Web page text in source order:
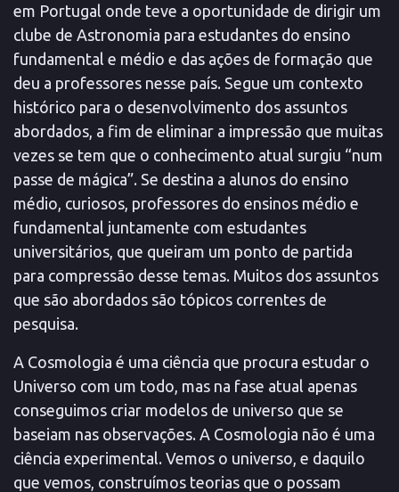
em Portugal onde teve a oportunidade de dirigir um
clube de Astronomia para estudantes do ensino
fundamental e médio e das ações de formação que
deu a professores nesse país. Segue um contexto
histórico para o desenvolvimento dos assuntos
abordados, a fim de eliminar a impressão que muitas
vezes se tem que o conhecimento atual surgiu “num
passe de mágica”. Se destina a alunos do ensino
médio, curiosos, professores do ensinos médio e
fundamental juntamente com estudantes
universitários, que queiram um ponto de partida
para compressão desse temas. Muitos dos assuntos
que são abordados são tópicos correntes de
pesquisa.
A Cosmologia é uma ciência que procura estudar o
Universo com um todo, mas na fase atual apenas
conseguimos criar modelos de universo que se
baseiam nas observações. A Cosmologia não é uma
ciência experimental. Vemos o universo, e daquilo
que vemos, construímos teorias que o possam